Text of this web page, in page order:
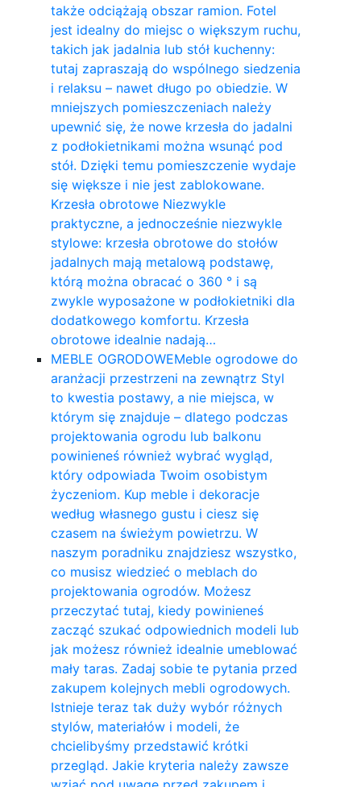
także odciążają obszar ramion. ​Fotel
jest idealny do miejsc o większym ruchu,
takich jak jadalnia lub stół kuchenny:
tutaj zapraszają do wspólnego siedzenia
i relaksu – nawet długo po obiedzie. W
mniejszych pomieszczeniach należy
upewnić się, że nowe krzesła do jadalni
z podłokietnikami można wsunąć pod
stół. Dzięki temu pomieszczenie wydaje
się większe i nie jest zablokowane.
Krzesła obrotowe Niezwykle
praktyczne, a jednocześnie niezwykle
stylowe: krzesła obrotowe do stołów
jadalnych mają metalową podstawę,
którą można obracać o 360 ° i są
zwykle wyposażone w podłokietniki dla
dodatkowego komfortu. Krzesła
obrotowe idealnie nadają…
MEBLE OGRODOWEMeble ogrodowe do
aranżacji przestrzeni na zewnątrz Styl
to kwestia postawy, a nie miejsca, w
którym się znajduje – dlatego podczas
projektowania ogrodu lub balkonu
powinieneś również wybrać wygląd,
który odpowiada Twoim osobistym
życzeniom. Kup meble i dekoracje
według własnego gustu i ciesz się
czasem na świeżym powietrzu. W
naszym poradniku znajdziesz wszystko,
co musisz wiedzieć o meblach do
projektowania ogrodów. Możesz
przeczytać tutaj, kiedy powinieneś
zacząć szukać odpowiednich modeli lub
jak możesz również idealnie umeblować
mały taras. Zadaj sobie te pytania przed
zakupem kolejnych mebli ogrodowych.
Istnieje teraz tak duży wybór różnych
stylów, materiałów i modeli, że
chcielibyśmy przedstawić krótki
przegląd. Jakie kryteria należy zawsze